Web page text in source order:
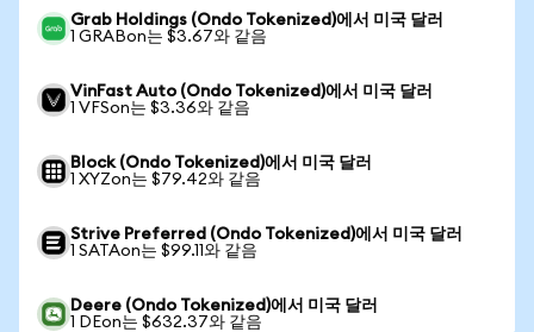
Grab Holdings (Ondo Tokenized)에서 미국 달러
1 GRABon는 $3.67와 같음
VinFast Auto (Ondo Tokenized)에서 미국 달러
1 VFSon는 $3.36와 같음
Block (Ondo Tokenized)에서 미국 달러
1 XYZon는 $79.42와 같음
Strive Preferred (Ondo Tokenized)에서 미국 달러
1 SATAon는 $99.11와 같음
Deere (Ondo Tokenized)에서 미국 달러
1 DEon는 $632.37와 같음